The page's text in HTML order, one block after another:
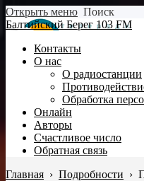
Открыть меню Поиск
Балтийский Берег 103 FM
Контакты
О нас
О радиостанции
Обработка
Онлайн
Авторы
Счастливое число
Обратная связь
Главная › Подробности ›